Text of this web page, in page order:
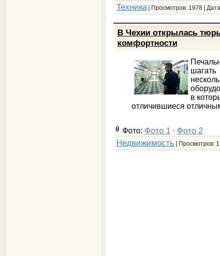
Техника| Просмотров: 1978 |
В Чехии открылась
комфортности
в
отличившиеся
Фото: Фото 1· Фото 2
Недвижимость | Просмотров: